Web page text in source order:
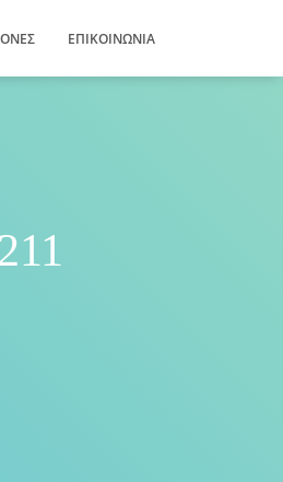
ΕΠΙΚΟΙΝΩΝΊΑ